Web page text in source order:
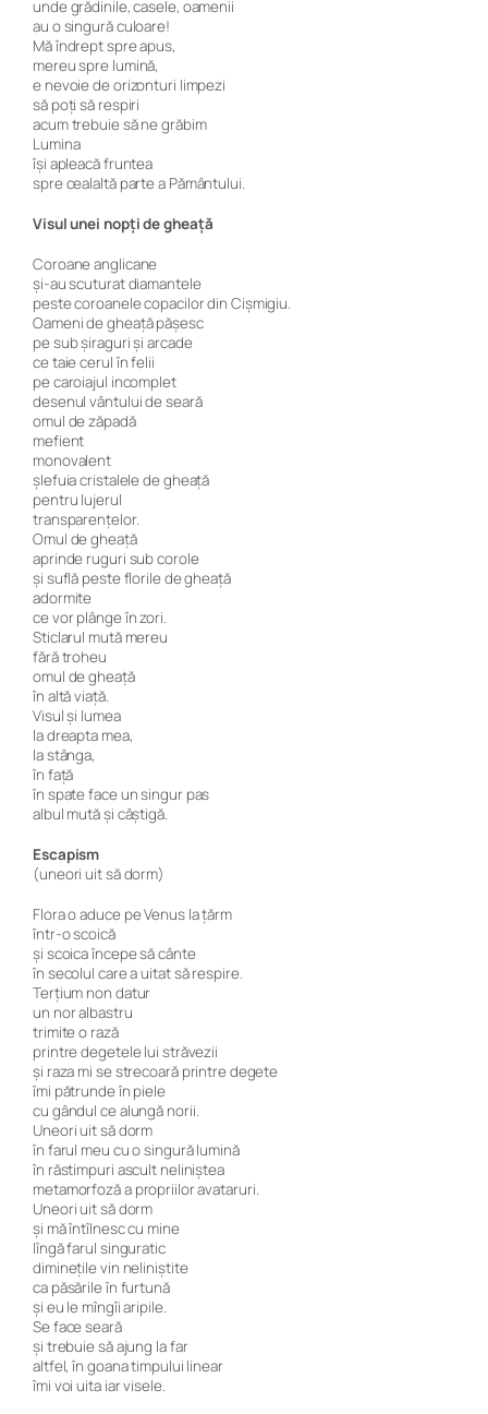
unde grădinile, casele, oamenii
au o singură culoare!
Mă îndrept spre apus,
mereu spre lumină,
e nevoie de orizonturi limpezi
să poți să respiri
acum trebuie să ne grăbim
Lumina
își apleacă fruntea
spre cealaltă parte a Pământului.
Visul unei nopți de gheață
Coroane anglicane
și-au scuturat diamantele
peste coroanele copacilor din Cișmigiu.
Oameni de gheață pășesc
pe sub șiraguri și arcade
ce taie cerul în felii
pe caroiajul incomplet
desenul vântului de seară
omul de zăpadă
mefient
monovalent
șlefuia cristalele de gheață
pentru lujerul
transparențelor.
Omul de gheață
aprinde ruguri sub corole
și suflă peste florile de gheață
adormite
ce vor plânge în zori.
Sticlarul mută mereu
fără troheu
omul de gheață
în altă viață.
Visul și lumea
la dreapta mea,
la stânga,
în față
în spate face un singur pas
albul mută și câștigă.
Escapism
(uneori uit să dorm)
Flora o aduce pe Venus la țărm
într-o scoică
și scoica începe să cânte
în secolul care a uitat să respire.
Terțium non datur
un nor albastru
trimite o rază
printre degetele lui străvezii
și raza mi se strecoară printre degete
îmi pătrunde în piele
cu gândul ce alungă norii.
Uneori uit să dorm
în farul meu cu o singură lumină
în răstimpuri ascult neliniștea
metamorfoză a propriilor avataruri.
Uneori uit să dorm
și mă întîlnesc cu mine
lîngă farul singuratic
diminețile vin neliniștite
ca păsările în furtună
și eu le mîngîi aripile.
Se face seară
și trebuie să ajung la far
altfel, în goana timpului linear
îmi voi uita iar visele.